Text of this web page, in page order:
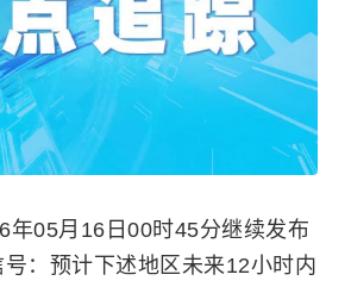
年05月16日00时45分继续发布
：预计下述地区未来12小时内